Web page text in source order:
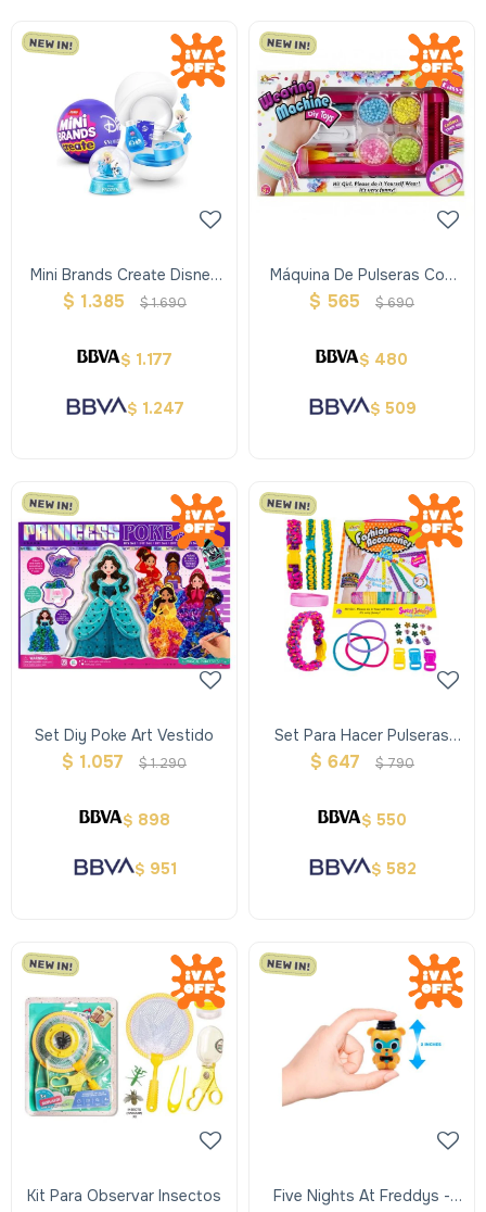
Mini Brands Create Disney
Snow Glo
$ 1.385 $1.690
$ 1.177
$ 1.247
Máquina De Pulseras Con
Diseño
$ 565 $690
$ 480
$ 509
Set Diy Poke Art Vestido
$ 1.057 $1.290
$ 898
$ 951
Set Para Hacer Pulseras
Con Hilo
$ 647 $790
$ 550
$ 582
Kit Para Observar Insectos
Five Nights At Freddys -